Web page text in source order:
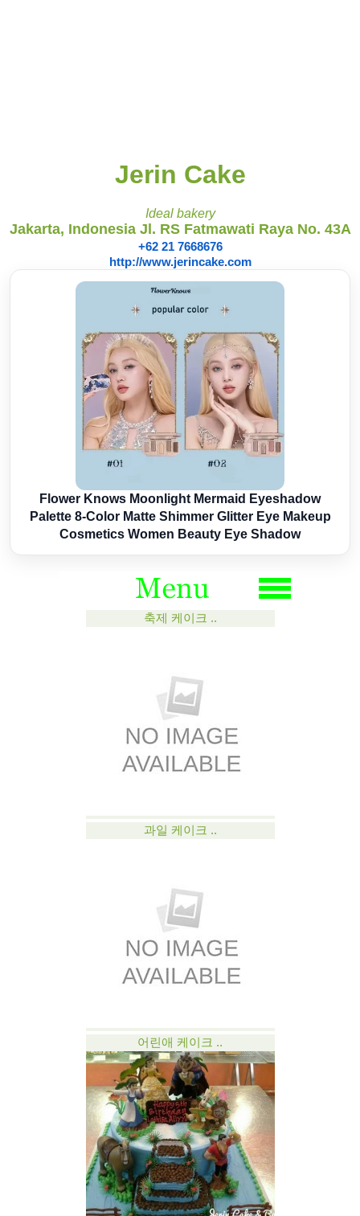
Jerin Cake
Ideal bakery
Jakarta, Indonesia Jl. RS Fatmawati Raya No. 43A
+62 21 7668676
http://www.jerincake.com
Flower Knows Moonlight Mermaid Eyeshadow
Palette 8-Color Matte Shimmer Glitter Eye Makeup
Cosmetics Women Beauty Eye Shadow
축제 케이크 ..
과일 케이크 ..
어린애 케이크 ..